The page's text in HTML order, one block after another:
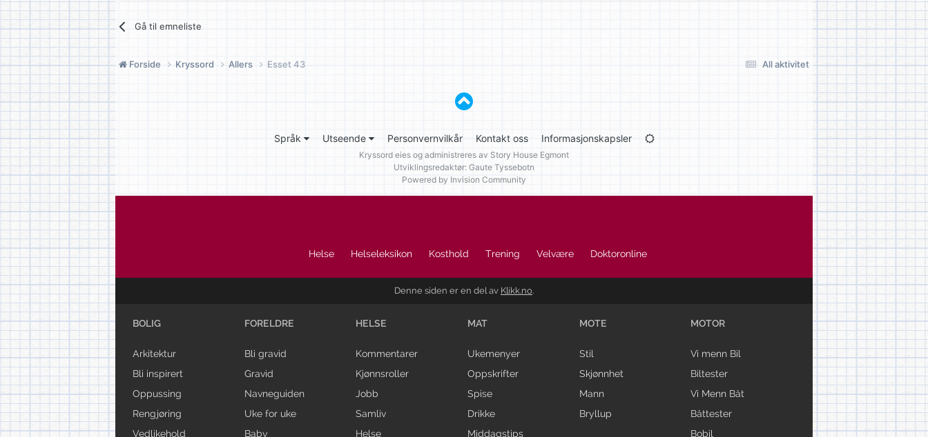
Gå til emneliste
All aktivitet
Forside Kryssord Allers Esset 43
Språk Utseende Personvernvilkår Kontakt oss Informasjonskapsler
Kryssord eies og administreres av Story House Egmont
Utviklingsredaktør: Gaute Tyssebotn
Powered by Invision Community
Helse Helseleksikon Kosthold Trening Velvære Doktoronline
Denne siden er en del av Klikk.no.
BOLIG
Arkitektur
Bli inspirert
Oppussing
Rengjøring
Vedlikehold
FORELDRE
Bli gravid
Gravid
Navneguiden
Uke for uke
Baby
HELSE
Kommentarer
Kjønnsroller
Jobb
Samliv
Helse
MAT
Ukemenyer
Oppskrifter
Spise
Drikke
Middagstips
MOTE
Stil
Skjønnhet
Mann
Bryllup
MOTOR
Vi menn Bil
Biltester
Vi Menn Båt
Båttester
Bobil